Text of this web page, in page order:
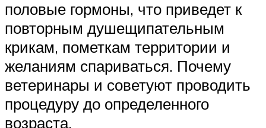
половые гормоны, что приведет к
повторным душещипательным
крикам, пометкам территории и
желаниям спариваться. Почему
ветеринары и советуют проводить
процедуру до определенного
возраста.